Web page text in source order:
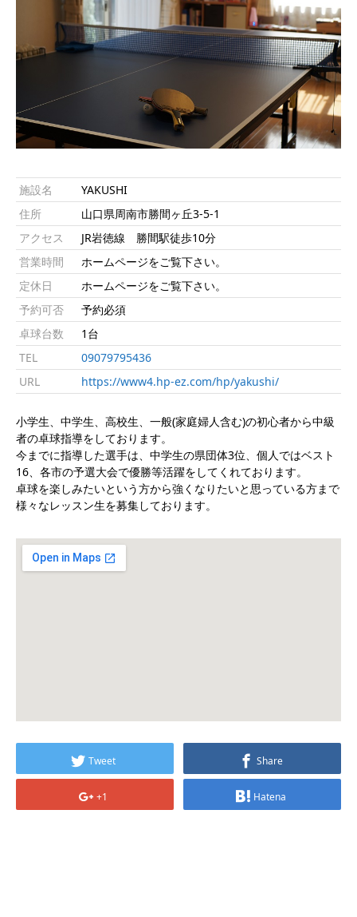
施設名
YAKUSHI
住所
山口県周南市勝間ヶ丘3-5-1
アクセス
JR岩徳線 勝間駅徒歩10分
営業時間
ホームページをご覧下さい。
定休日
ホームページをご覧下さい。
予約可否
予約必須
卓球台数
1台
TEL
09079795436
URL
https://www4.hp-ez.com/hp/yakushi/
小学生、中学生、高校生、一般(家庭婦人含む)の初心者から中級
者の卓球指導をしております。
今までに指導した選手は、中学生の県団体3位、個人ではベスト
16、各市の予選大会で優勝等活躍をしてくれております。
卓球を楽しみたいという方から強くなりたいと思っている方まで
様々なレッスン生を募集しております。
Tweet Share
+1 Hatena